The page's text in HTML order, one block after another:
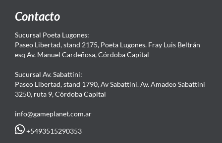
Contacto
Sucursal Poeta Lugones:
Paseo Libertad, stand 2175, Poeta Lugones. Fray Luis Beltrán
esq Av. Manuel Cardeñosa, Córdoba Capital
Sucursal Av. Sabattini:
Paseo Libertad, stand 1790, Av Sabattini. Av. Amadeo Sabattini
3250, ruta 9, Córdoba Capital
info@gameplanet.com.ar
+5493515290353